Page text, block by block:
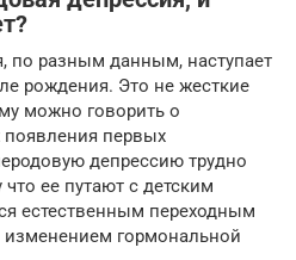
по разным данным, наступает
рождения. Это не жесткие
можно говорить о
появления первых
депрессию трудно
ее путают с детским
естественным переходным
гормональной